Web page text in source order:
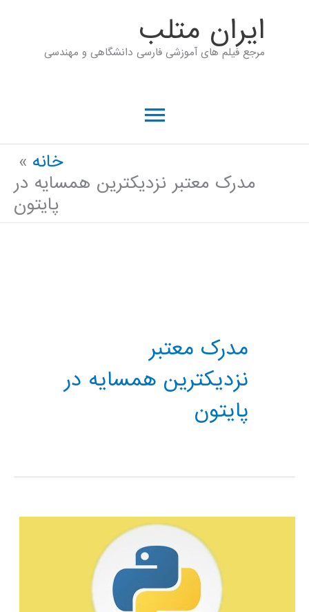
ايران متلب
مرجع فیلم های آموزشی فارسی دانشگاهی و مهندسی
فهرست
خانه
مدرک معتبر نزدیکترین همسایه در
پایتون
مدرک معتبر
نزدیکترین همسایه در
پایتون